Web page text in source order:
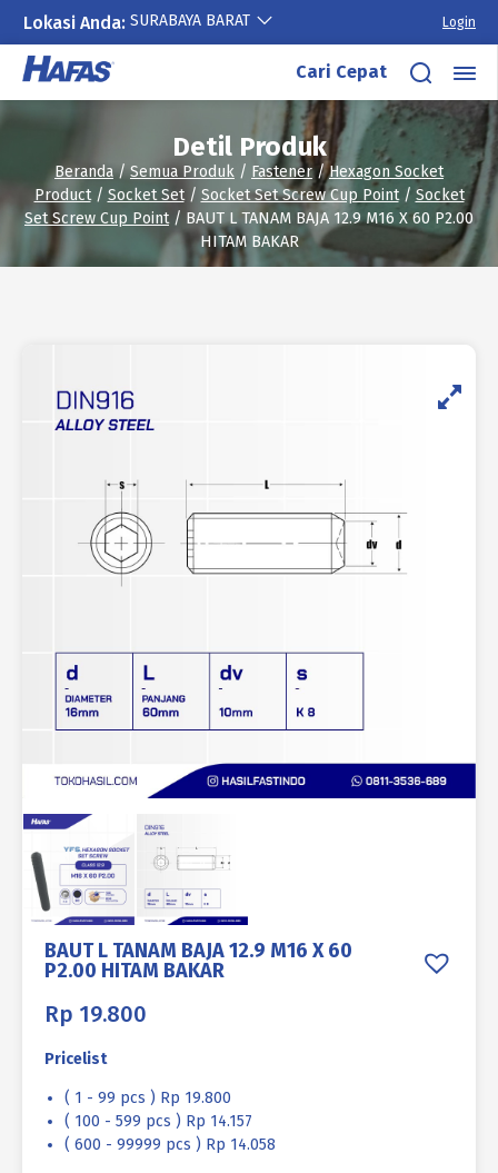
Lokasi Anda: SURABAYA BARAT Login
Lewati
konten
Cari Cepat
Detil Produk
Beranda/Semua Produk / Fastener/Hexagon Socket
Product/ Socket Set/ Socket Set Screw Cup Point/ Socket
Set Screw Cup Point/ BAUT L TANAM BAJA 12.9 M16 X 60 P2.00
HITAM BAKAR
BAUT L TANAM BAJA 12.9 M16 X 60
P2.00 HITAM BAKAR
Rp 19.800
Pricelist
( 1 - 99 pcs ) Rp 19.800
( 100 - 599 pcs ) Rp 14.157
( 600 - 99999 pcs ) Rp 14.058